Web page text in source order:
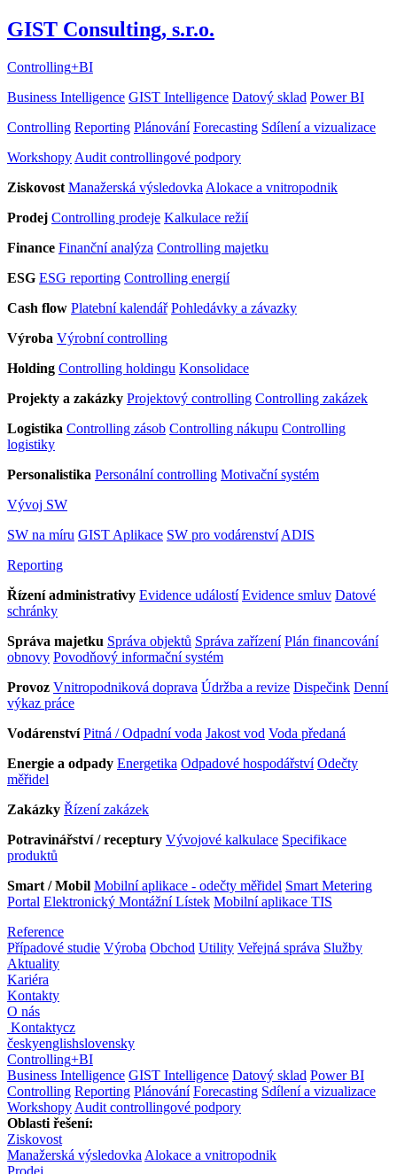
GIST Consulting, s.r.o.
Controlling+BI
Business Intelligence GIST Intelligence Datový sklad Power BI
Controlling Reporting Plánování Forecasting Sdílení a vizualizace
Workshopy Audit controllingové podpory
Ziskovost Manažerská výsledovka Alokace a vnitropodnik
Prodej Controlling prodeje Kalkulace režií
Finance Finanční analýza Controlling majetku
ESG ESG reporting Controlling energií
Cash flow Platební kalendář Pohledávky a závazky
Výroba Výrobní controlling
Holding Controlling holdingu Konsolidace
Projekty a zakázky Projektový controlling Controlling zakázek
Logistika Controlling zásob Controlling nákupu Controlling
logistiky
Personalistika Personální controlling Motivační systém
Vývoj SW
SW na míru GIST Aplikace SW pro vodárenství ADIS
Reporting
Řízení administrativy Evidence událostí Evidence smluv Datové
schránky
Správa majetku Správa objektů Správa zařízení Plán financování
obnovy Povodňový informační systém
Provoz Vnitropodniková doprava Údržba a revize Dispečink Denní
výkaz práce
Vodárenství Pitná / Odpadní voda Jakost vod Voda předaná
Energie a odpady Energetika Odpadové hospodářství Odečty
měřidel
Zakázky Řízení zakázek
Potravinářství / receptury Vývojové kalkulace Specifikace
produktů
Smart / Mobil Mobilní aplikace - odečty měřidel Smart Metering
Portal Elektronický Montážní Lístek Mobilní aplikace TIS
Reference
Případové studie Výroba Obchod Utility Veřejná správa Služby
Aktuality
Kariéra
Kontakty
O nás
Kontaktycz
českyenglishslovensky
Controlling+BI
Business Intelligence GIST Intelligence Datový sklad Power BI
Controlling Reporting Plánování Forecasting Sdílení a vizualizace
Workshopy Audit controllingové podpory
Oblasti řešení:
Ziskovost
Manažerská výsledovka Alokace a vnitropodnik
Prodej